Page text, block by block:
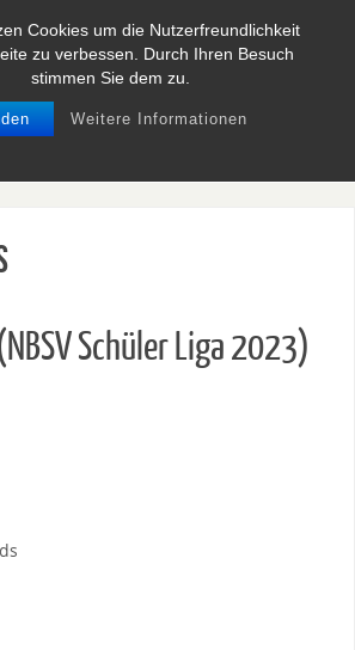
Cookies um die Nutzerfreundlichkeit
zu verbessen. Durch Ihren Besuch
stimmen Sie dem zu.
Weitere Informationen
BASEBALL UND SOFTBALL IN
NIEDERSACHSEN
Schüler Liga 2023)